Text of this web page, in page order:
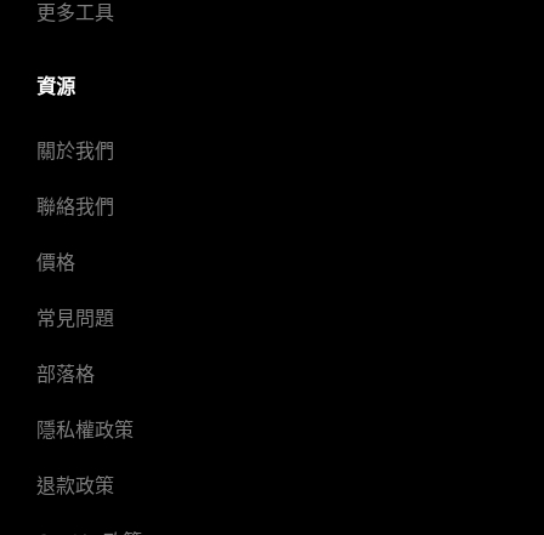
更多工具
資源
關於我們
聯絡我們
價格
常見問題
部落格
隱私權政策
退款政策